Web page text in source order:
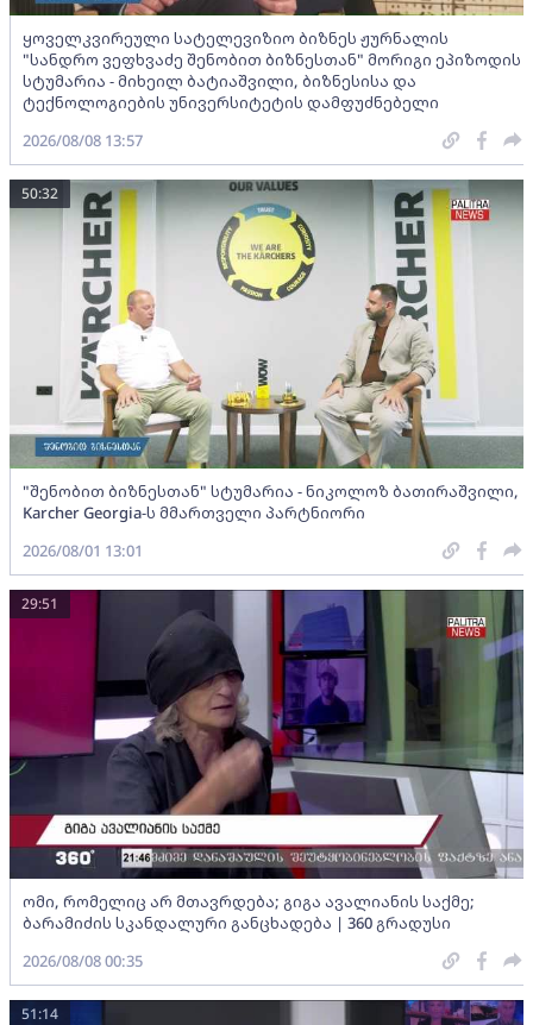
ყოველკვირეული სატელევიზიო ბიზნეს ჟურნალის
"სანდრო ვეფხვაძე შენობით ბიზნესთან" მორიგი ეპიზოდის
სტუმარია - მიხეილ ბატიაშვილი, ბიზნესისა და
ტექნოლოგიების უნივერსიტეტის დამფუძნებელი
2026/08/08 13:57
"შენობით ბიზნესთან" სტუმარია - ნიკოლოზ ბათირაშვილი,
Karcher Georgia-ს მმართველი პარტნიორი
50:32
2026/08/01 13:01
ომი, რომელიც არ მთავრდება; გიგა ავალიანის საქმე;
ბარამიძის სკანდალური განცხადება | 360 გრადუსი
29:51
2026/08/08 00:35
51:14